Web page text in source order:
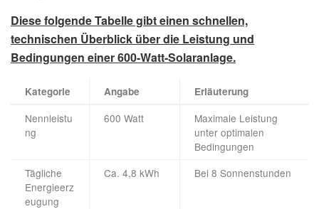
Diese folgende Tabelle gibt einen schnellen,
technischen Überblick über die Leistung und
Bedingungen einer 600-Watt-Solaranlage.
Kategorie Angabe Erläuterung
Nennleistu
ng
600 Watt
Maximale Leistung
unter optimalen
Bedingungen
Tägliche
Energieerz
eugung
Ca. 4,8 kWh Bei 8 Sonnenstunden